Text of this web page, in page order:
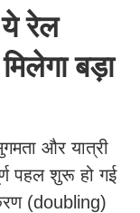
रेल
बड़ा
और यात्री
पहल शुरू हो गई
(doubling)